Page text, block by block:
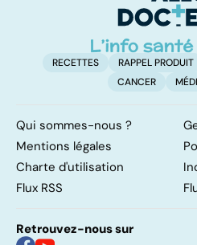
RECETTES RAPPEL PRODUIT
CANCER
Qui sommes-nous ?
Mentions légales
Charte d'utilisation
Flux RSS
Retrouvez-nous sur